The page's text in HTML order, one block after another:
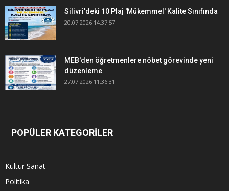
Silivri'deki 10 Plaj 'Mükemmel' Kalite Sınıfında
20.07.2026 14:37:57
MEB'den öğretmenlere nöbet görevinde yeni
düzenleme
27.07.2026 11:36:31
POPÜLER KATEGORİLER
Kültür Sanat
Politika